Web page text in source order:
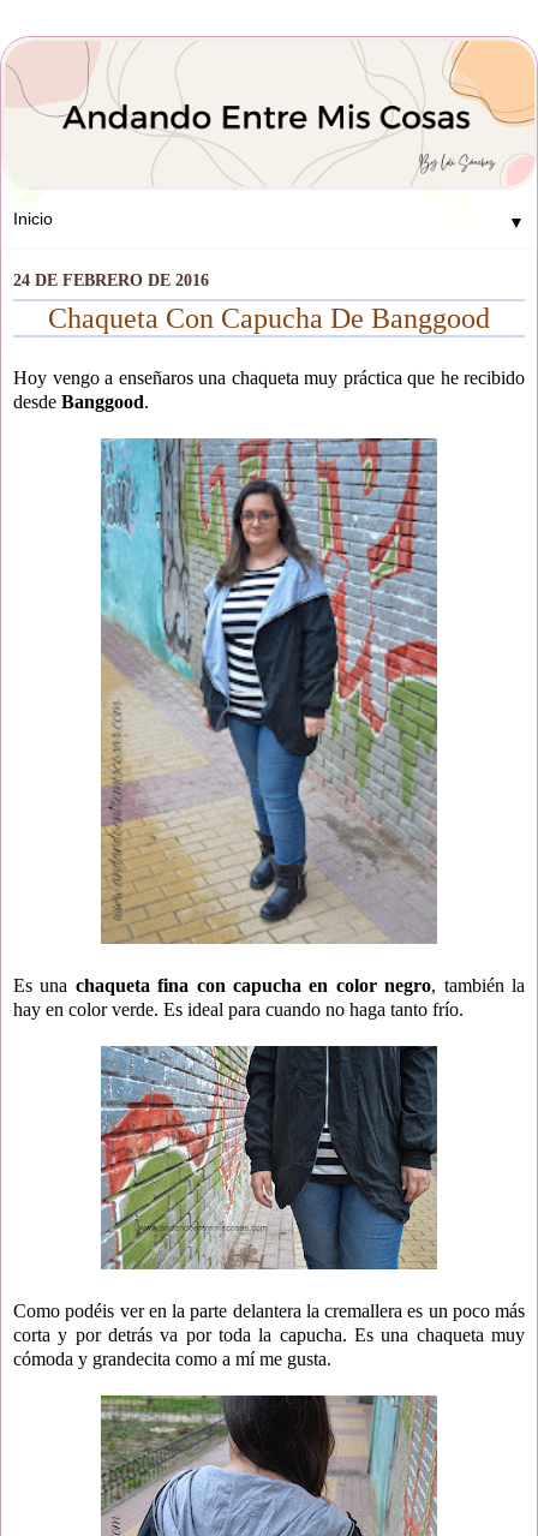
▼
24 DE FEBRERO DE 2016
Chaqueta Con Capucha De Banggood
Hoy vengo a enseñaros una chaqueta muy práctica que he recibido
desde Banggood.
Es una chaqueta fina con capucha en color negro, también la
hay en color verde. Es ideal para cuando no haga tanto frío.
Como podéis ver en la parte delantera la cremallera es un poco más
corta y por detrás va por toda la capucha. Es una chaqueta muy
cómoda y grandecita como a mí me gusta.